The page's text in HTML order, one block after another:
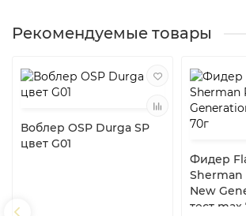
Рекомендуемые товары
Воблер OSP Durga SP
цвет G01
Фидер
Sherman
New
тест max